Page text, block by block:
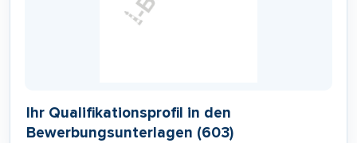
Ihr Qualifikationsprofil in den
Bewerbungsunterlagen (603)